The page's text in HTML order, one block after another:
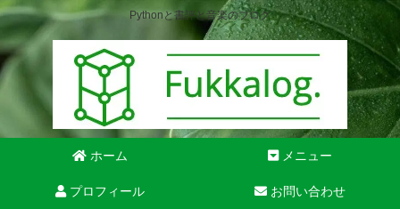
Pythonと書評と音楽のブログ
ホーム メニュー
プロフィール お問い合わせ